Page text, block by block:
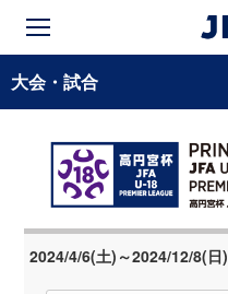
大会・試合
2024/4/6(土)～2024/12/8(日)